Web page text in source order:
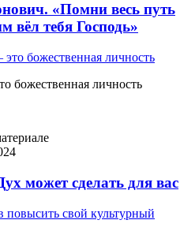
«Помни весь путь
вёл тебя Господь»
божественная личность
может сделать для вас